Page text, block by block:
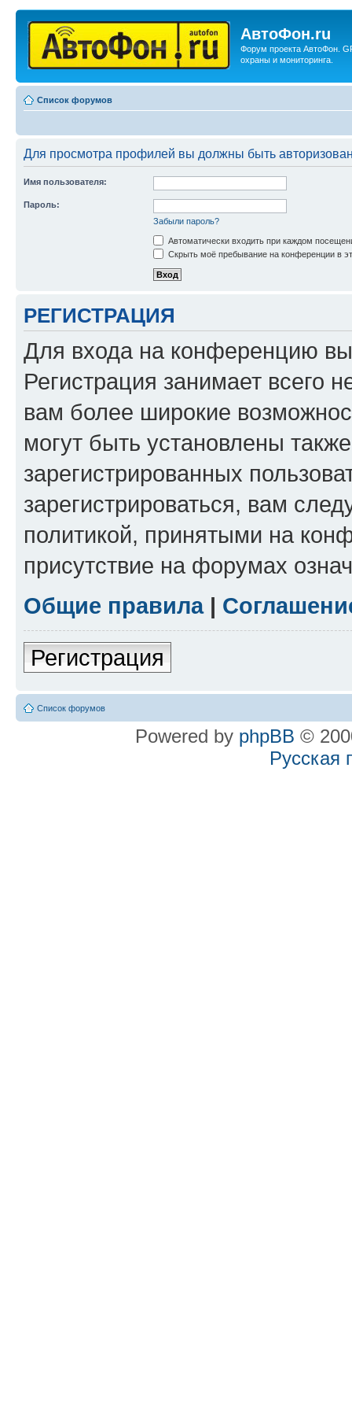
АвтоФон.ru
Форум проекта АвтоФон.
охраны и мониторинга.
Список форумов
Для просмотра профилей вы должны быть
Имя пользователя:
Пароль:
Забыли пароль?
Автоматически входить при каждом
Скрыть моё пребывание на конференции в
РЕГИСТРАЦИЯ
Для входа на конференцию
Регистрация занимает всего
вам более широкие
могут быть установлены
зарегистрированных
зарегистрироваться, вам
политикой, принятыми на
присутствие на форумах
Общие правила|
Регистрация
Список форумов
Powered by phpBB ©
Русская